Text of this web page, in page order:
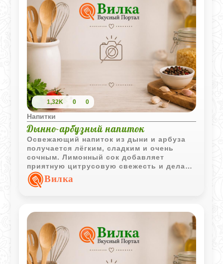
1,32K 0 0
Напитки
Дынно-арбузный напиток
Освежающий напиток из дыни и арбуза
получается лёгким, сладким и очень
сочным. Лимонный сок добавляет
приятную цитрусовую свежесть и делает
вкус более ярким.
Вилка